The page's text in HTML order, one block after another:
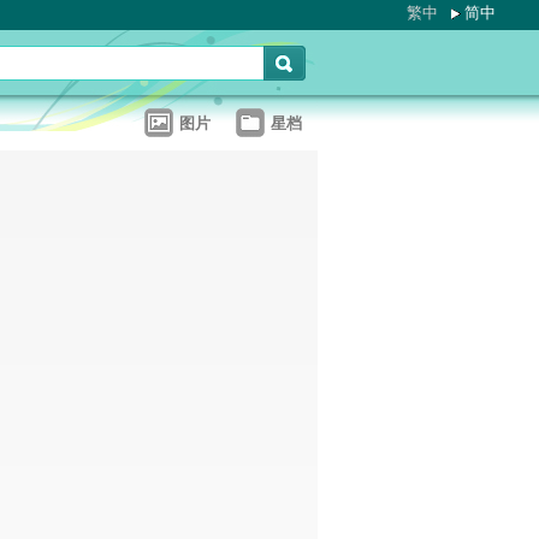
繁中 简中
图片 星档